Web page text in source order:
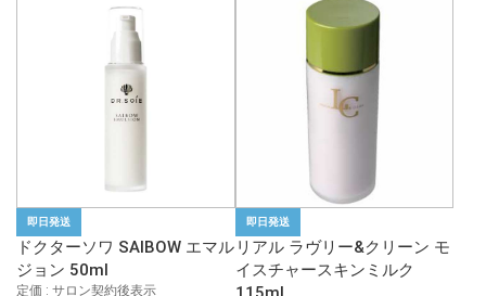
即日発送
ドクターソワ SAIBOW エマル
ジョン 50ml
定価 : サロン契約後表示
即日発送
リアル ラヴリー&クリーン モ
イスチャースキンミルク